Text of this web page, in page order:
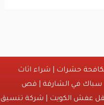
حشرات|شراء اثاث
في الشارقة|قص
الكويت|شركة تنسيق